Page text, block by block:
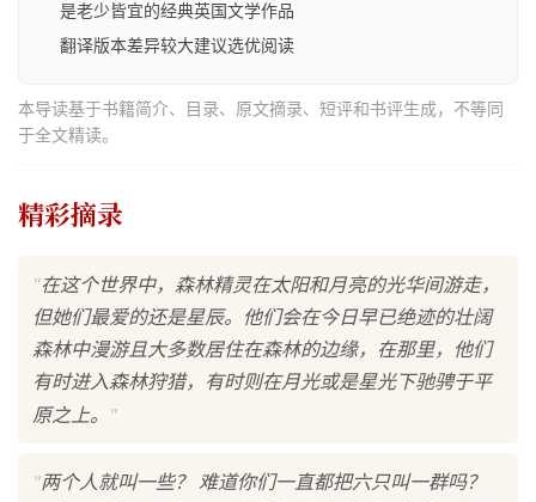
是老少皆宜的经典英国文学作品
翻译版本差异较大建议选优阅读
本导读基于书籍简介、目录、原文摘录、短评和书评生成，不等同
于全文精读。
精彩摘录
"在这个世界中，森林精灵在太阳和月亮的光华间游走，
但她们最爱的还是星辰。他们会在今日早已绝迹的壮阔
森林中漫游且大多数居住在森林的边缘，在那里，他们
有时进入森林狩猎，有时则在月光或是星光下驰骋于平
原之上。
"
"两个人就叫一些？ 难道你们一直都把六只叫一群吗？